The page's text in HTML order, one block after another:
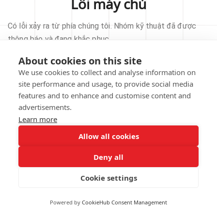
About cookies on this site
We use cookies to collect and analyse information on
site performance and usage, to provide social media
features and to enhance and customise content and
advertisements.
Learn more
Allow all cookies
Deny all
Cookie settings
Powered by CookieHub Consent Management
Lỗi máy chủ
Có lỗi xảy ra từ phía chúng tôi. Nhóm kỹ thuật đã được
thông báo và đang khắc phục.
THỬ LẠI
VỀ TRANG CHỦ
notified.